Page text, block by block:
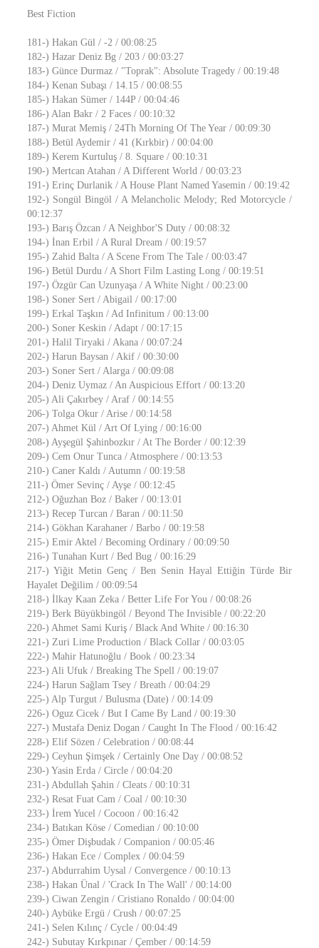
Best Fiction
181-) Hakan Gül / -2 / 00:08:25
182-) Hazar Deniz Bg / 203 / 00:03:27
183-) Günce Durmaz / "Toprak": Absolute Tragedy / 00:19:48
184-) Kenan Subaşı / 14.15 / 00:08:55
185-) Hakan Sümer / 144P / 00:04:46
186-) Alan Bakr / 2 Faces / 00:10:32
187-) Murat Memiş / 24Th Morning Of The Year / 00:09:30
188-) Betül Aydemir / 41 (Kırkbir) / 00:04:00
189-) Kerem Kurtuluş / 8. Square / 00:10:31
190-) Mertcan Atahan / A Different World / 00:03:23
191-) Erinç Durlanik / A House Plant Named Yasemin / 00:19:42
192-) Songül Bingöl / A Melancholic Melody; Red Motorcycle /
00:12:37
193-) Barış Özcan / A Neighbor'S Duty / 00:08:32
194-) İnan Erbil / A Rural Dream / 00:19:57
195-) Zahid Balta / A Scene From The Tale / 00:03:47
196-) Betül Durdu / A Short Film Lasting Long / 00:19:51
197-) Özgür Can Uzunyaşa / A White Night / 00:23:00
198-) Soner Sert / Abigail / 00:17:00
199-) Erkal Taşkın / Ad Infinitum / 00:13:00
200-) Soner Keskin / Adapt / 00:17:15
201-) Halil Tiryaki / Akana / 00:07:24
202-) Harun Baysan / Akif / 00:30:00
203-) Soner Sert / Alarga / 00:09:08
204-) Deniz Uymaz / An Auspicious Effort / 00:13:20
205-) Ali Çakırbey / Araf / 00:14:55
206-) Tolga Okur / Arise / 00:14:58
207-) Ahmet Kül / Art Of Lying / 00:16:00
208-) Ayşegül Şahinbozkır / At The Border / 00:12:39
209-) Cem Onur Tunca / Atmosphere / 00:13:53
210-) Caner Kaldı / Autumn / 00:19:58
211-) Ömer Sevinç / Ayşe / 00:12:45
212-) Oğuzhan Boz / Baker / 00:13:01
213-) Recep Turcan / Baran / 00:11:50
214-) Gökhan Karahaner / Barbo / 00:19:58
215-) Emir Aktel / Becoming Ordinary / 00:09:50
216-) Tunahan Kurt / Bed Bug / 00:16:29
217-) Yiğit Metin Genç / Ben Senin Hayal Ettiğin Türde Bir
Hayalet Değilim / 00:09:54
218-) İlkay Kaan Zeka / Better Life For You / 00:08:26
219-) Berk Büyükbingöl / Beyond The Invisible / 00:22:20
220-) Ahmet Sami Kuriş / Black And White / 00:16:30
221-) Zuri Lime Production / Black Collar / 00:03:05
222-) Mahir Hatunoğlu / Book / 00:23:34
223-) Ali Ufuk / Breaking The Spell / 00:19:07
224-) Harun Sağlam Tsey / Breath / 00:04:29
225-) Alp Turgut / Bulusma (Date) / 00:14:09
226-) Oguz Cicek / But I Came By Land / 00:19:30
227-) Mustafa Deniz Dogan / Caught In The Flood / 00:16:42
228-) Elif Sözen / Celebration / 00:08:44
229-) Ceyhun Şimşek / Certainly One Day / 00:08:52
230-) Yasin Erda / Circle / 00:04:20
231-) Abdullah Şahin / Cleats / 00:10:31
232-) Resat Fuat Cam / Coal / 00:10:30
233-) İrem Yucel / Cocoon / 00:16:42
234-) Batıkan Köse / Comedian / 00:10:00
235-) Ömer Dişbudak / Companion / 00:05:46
236-) Hakan Ece / Complex / 00:04:59
237-) Abdurrahim Uysal / Convergence / 00:10:13
238-) Hakan Ünal / 'Crack In The Wall' / 00:14:00
239-) Ciwan Zengin / Cristiano Ronaldo / 00:04:00
240-) Aybüke Ergü / Crush / 00:07:25
241-) Selen Kılınç / Cycle / 00:04:49
242-) Subutay Kırkpınar / Çember / 00:14:59